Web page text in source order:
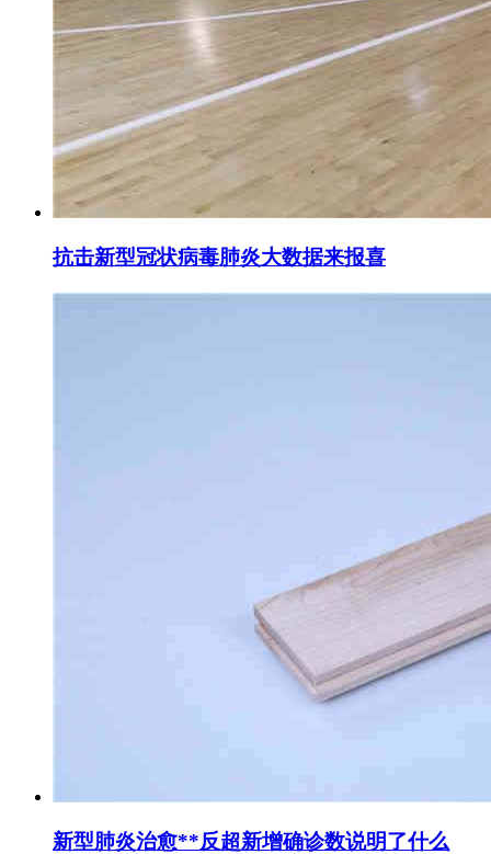
抗击新型冠状病毒肺炎大数据来报喜
新型肺炎治愈**反超新增确诊数说明了什么